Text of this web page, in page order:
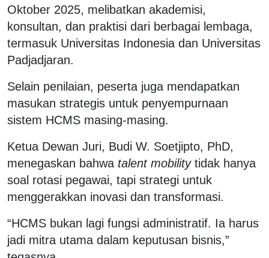
Oktober 2025, melibatkan akademisi,
konsultan, dan praktisi dari berbagai lembaga,
termasuk Universitas Indonesia dan Universitas
Padjadjaran.
Selain penilaian, peserta juga mendapatkan
masukan strategis untuk penyempurnaan
sistem HCMS masing-masing.
Ketua Dewan Juri, Budi W. Soetjipto, PhD,
menegaskan bahwa talent mobilitytidak hanya
soal rotasi pegawai, tapi strategi untuk
menggerakkan inovasi dan transformasi.
“HCMS bukan lagi fungsi administratif. Ia harus
jadi mitra utama dalam keputusan bisnis,”